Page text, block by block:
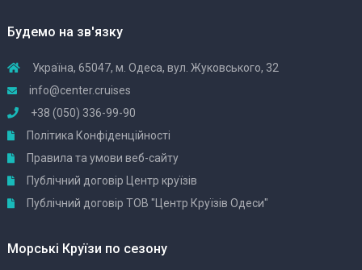
Будемо на зв'язку
Україна, 65047, м. Одеса, вул. Жуковського, 32
info@center.cruises
+38 (050) 336-99-90
Політика Конфіденційності
Правила та умови веб-сайту
Публічний договір Центр круїзів
Публічний договір ТОВ "Центр Круїзів Одеси"
Морські Круїзи по сезону